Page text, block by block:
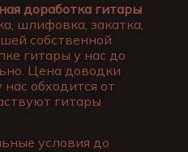
доработка гитары
шлифовка, закатка,
собственной
гитары у нас до
Цена доводки
обходится от
гитары
условия до